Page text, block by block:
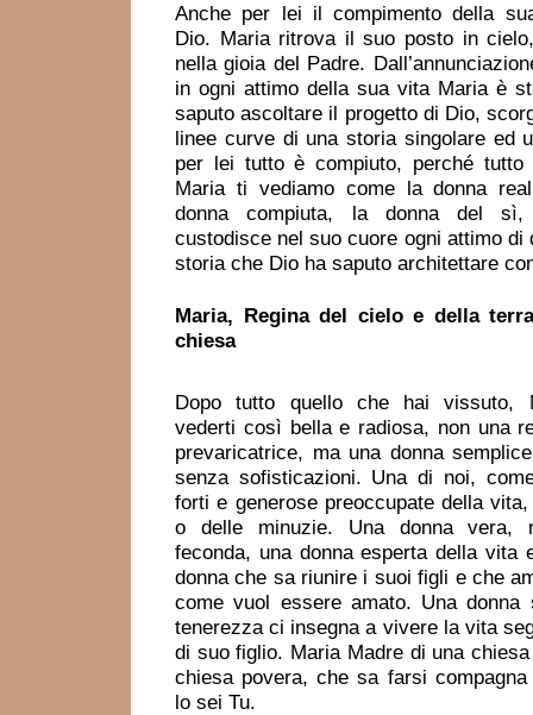
Anche per lei il compimento della
Dio. Maria ritrova il suo posto in
nella gioia del Padre.
in ogni attimo della sua vita Maria è
saputo ascoltare il progetto di Dio,
linee curve di una storia singolare ed
per lei tutto è compiuto, perché
Maria ti vediamo come la donna
donna compiuta, la donna del
custodisce nel suo cuore ogni attimo di
storia che Dio ha saputo architettare
Maria, Regina del cieloe della
chiesa
Dopo tutto quello che hai vissuto,
vederti così bella e radiosa, non una
prevaricatrice, ma una donna
senza sofisticazioni. Una di noi,
forti e generose preoccupate della
o delle minuzie. Una donna vera,
feconda, una donna esperta della vita
donna che sa riunire i suoi figli e che
come vuol essere amato. Una donna
tenerezza ci insegna a vivere la vita
di suo figlio. Maria Madre di una
chiesa povera, che sa farsi
lo sei Tu.